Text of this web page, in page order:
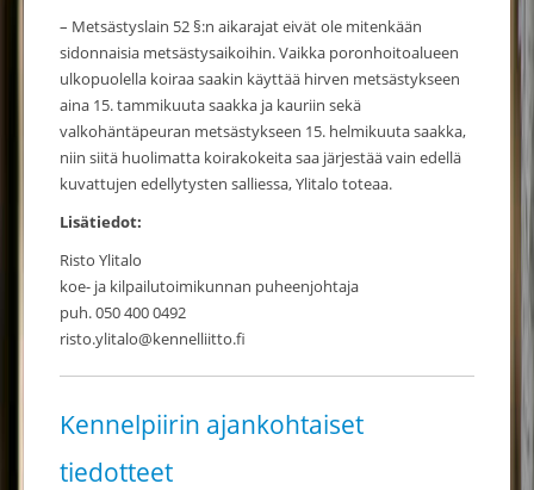
– Metsästyslain 52 §:n aikarajat eivät ole mitenkään
sidonnaisia metsästysaikoihin. Vaikka poronhoitoalueen
ulkopuolella koiraa saakin käyttää hirven metsästykseen
aina 15. tammikuuta saakka ja kauriin sekä
valkohäntäpeuran metsästykseen 15. helmikuuta saakka,
niin siitä huolimatta koirakokeita saa järjestää vain edellä
kuvattujen edellytysten salliessa, Ylitalo toteaa.
Lisätiedot:
Risto Ylitalo
koe- ja kilpailutoimikunnan puheenjohtaja
puh. 050 400 0492
risto.ylitalo@kennelliitto.fi
Kennelpiirin ajankohtaiset
tiedotteet